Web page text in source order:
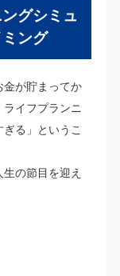
グシミュ
ング
金が貯まってか
イフプランニ
る」というこ
の節目を迎え